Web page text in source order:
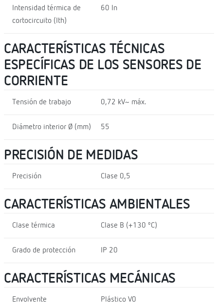
Intensidad térmica de
cortocircuito (Ith)
60 In
CARACTERÍSTICAS TÉCNICAS
ESPECÍFICAS DE LOS SENSORES DE
CORRIENTE
Tensión de trabajo 0,72 kV~ máx.
Diámetro interior Ø (mm) 55
PRECISIÓN DE MEDIDAS
Precisión Clase 0,5
CARACTERÍSTICAS AMBIENTALES
Clase térmica Clase B (+130 ºC)
Grado de protección IP 20
CARACTERÍSTICAS MECÁNICAS
Envolvente
Plástico V0